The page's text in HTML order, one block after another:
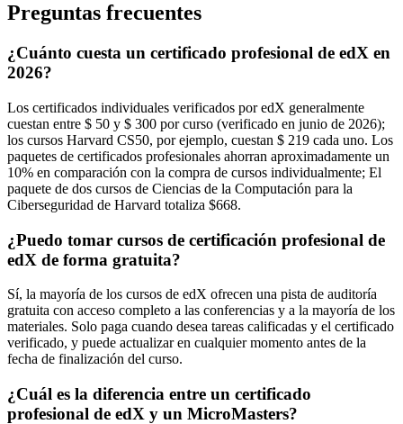
Preguntas frecuentes
¿Cuánto cuesta un certificado profesional de edX en
2026?
Los certificados individuales verificados por edX generalmente
cuestan entre $ 50 y $ 300 por curso (verificado en junio de 2026);
los cursos Harvard CS50, por ejemplo, cuestan $ 219 cada uno. Los
paquetes de certificados profesionales ahorran aproximadamente un
10% en comparación con la compra de cursos individualmente; El
paquete de dos cursos de Ciencias de la Computación para la
Ciberseguridad de Harvard totaliza $668.
¿Puedo tomar cursos de certificación profesional de
edX de forma gratuita?
Sí, la mayoría de los cursos de edX ofrecen una pista de auditoría
gratuita con acceso completo a las conferencias y a la mayoría de los
materiales. Solo paga cuando desea tareas calificadas y el certificado
verificado, y puede actualizar en cualquier momento antes de la
fecha de finalización del curso.
¿Cuál es la diferencia entre un certificado
profesional de edX y un MicroMasters?